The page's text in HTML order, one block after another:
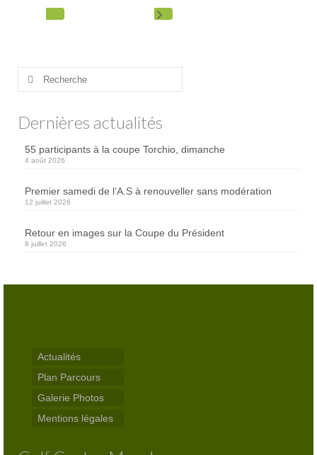
Enseignement
Compétitions 2026
Départs
Résultats
Agenda
Jeunes
Contact
Réservations
Rechercher
Dernières actualités
55 participants à la coupe Torchio, dimanche
4 août 2026
Premier samedi de l’A.S à renouveller sans modération
12 juillet 2026
Retour en images sur la Coupe du Président
8 juillet 2026
Actualités
Plan Parcours
Galerie Photos
Mentions légales